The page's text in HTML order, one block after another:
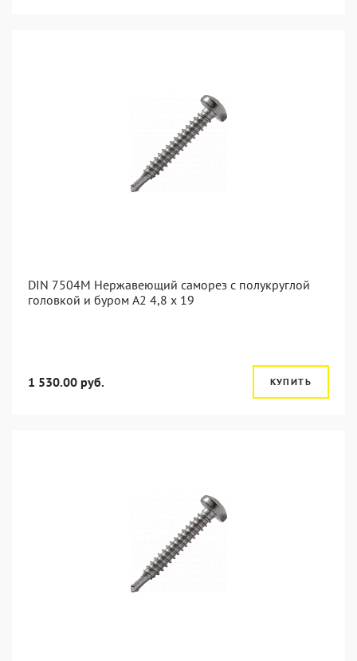
DIN 7504M Нержавеющий саморез с полукруглой
головкой и буром А2 4,8 x 19
1 530.00 руб. КУПИТЬ